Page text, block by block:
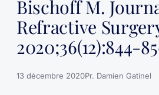
Bischoff M.
Refractive
2020;36(12):844-
13 décembre 2020Pr. Damien Gatinel